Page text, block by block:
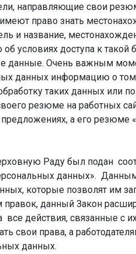
направляющие свои
право знать
и название,
условиях доступа к такой
данные. Очень важным
данных информацию о
таких данных или
резюме на работных
а его резюме
Раду был подан
данных».
которые позволят им
данный Закон
все действия, связанные с
свои права, а
данных.